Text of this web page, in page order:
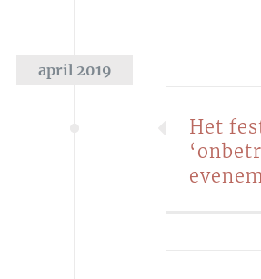
april 2019
Het